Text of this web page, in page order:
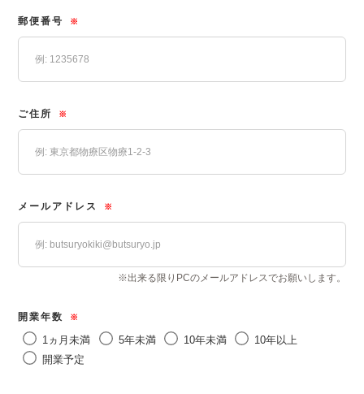
郵便番号 ※
ご住所 ※
メールアドレス ※
※出来る限りPCのメールアドレスでお願いします。
開業年数 ※
1ヵ月未満 5年未満 10年未満
10年以上
開業予定